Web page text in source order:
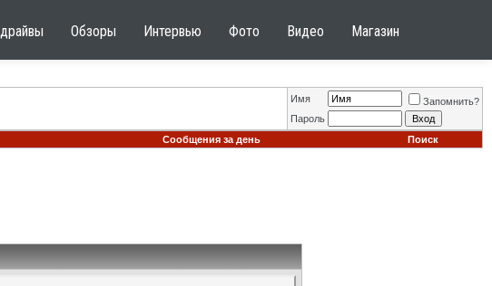
Обзоры Интервью Фото Видео Магазин
Имя
Запомнить?
Пароль
Сообщения за день Поиск